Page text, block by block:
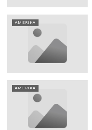
AMERIKA
AMERIKA